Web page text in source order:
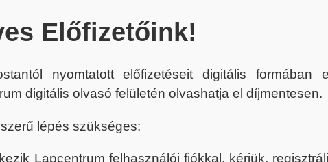
Előfizetőink!
nyomtatott előfizetéseit digitális formában
digitális olvasó felületén olvashatja el díjmentesen.
lépés szükséges:
Lapcentrum felhasználói fiókkal, kérjük,